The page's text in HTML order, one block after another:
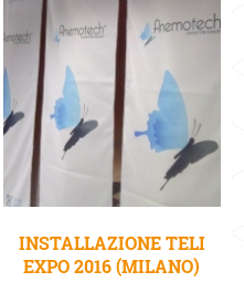
INSTALLAZIONE TELI
EXPO 2016 (MILANO)